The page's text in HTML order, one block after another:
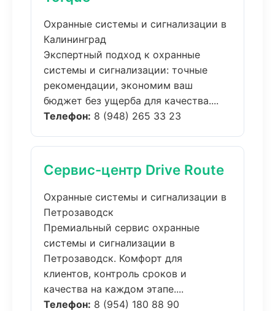
Охранные системы и сигнализации в
Калининград
Экспертный подход к охранные
системы и сигнализации: точные
рекомендации, экономим ваш
бюджет без ущерба для качества....
Телефон: 8 (948) 265 33 23
Сервис-центр Drive Route
Охранные системы и сигнализации в
Петрозаводск
Премиальный сервис охранные
системы и сигнализации в
Петрозаводск. Комфорт для
клиентов, контроль сроков и
качества на каждом этапе....
Телефон: 8 (954) 180 88 90